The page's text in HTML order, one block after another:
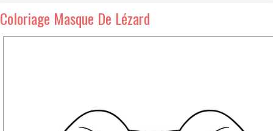
Coloriage Masque De Lézard